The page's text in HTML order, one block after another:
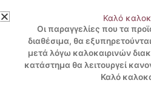
στο
περιεχόμενο
3 ΔΟΣΕΙΣ ΧΩΡΙΣ
Blog
Καλό
Οι παραγγελίες που τα
διαθέσιμα, θα
μετά λόγω καλοκαιρινών
κατάστημα θα λειτουργεί
Καλό